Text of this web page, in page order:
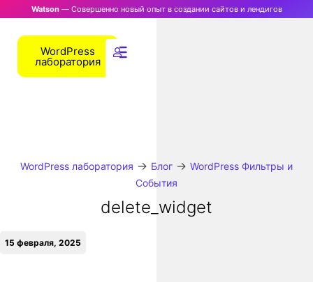
Watson— Совершенно новый опыт в создании сайтов и лендигов
WordPress
лаборатория
WordPress лаборатория → Блог → WordPress Фильтры и
События
delete_widget
15 февраля, 2025